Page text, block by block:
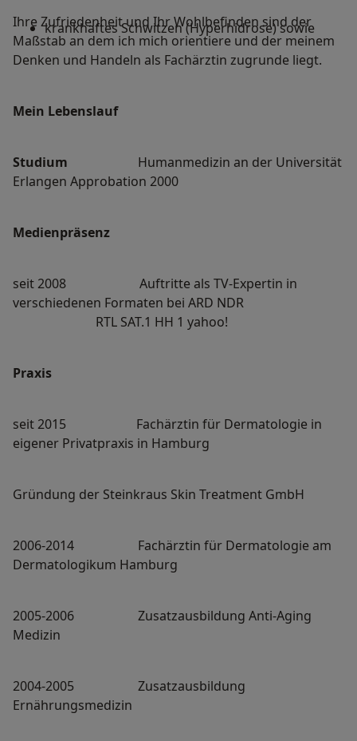
krankhaftes Schwitzen (Hyperhidrose) sowie
Ihre Zufriedenheit und Ihr Wohlbefinden sind der
Maßstab an dem ich mich orientiere und der meinem
Denken und Handeln als Fachärztin zugrunde liegt.
Mein Lebenslauf
Studium Humanmedizin an der Universität
Erlangen Approbation 2000
Medienpräsenz
seit 2008 Auftritte als TV-Expertin in
verschiedenen Formaten bei ARD NDR
RTL SAT.1 HH 1 yahoo!
Praxis
seit 2015 Fachärztin für Dermatologie in
eigener Privatpraxis in Hamburg
Gründung der Steinkraus Skin Treatment GmbH
2006-2014 Fachärztin für Dermatologie am
Dermatologikum Hamburg
2005-2006 Zusatzausbildung Anti-Aging
Medizin
2004-2005 Zusatzausbildung
Ernährungsmedizin